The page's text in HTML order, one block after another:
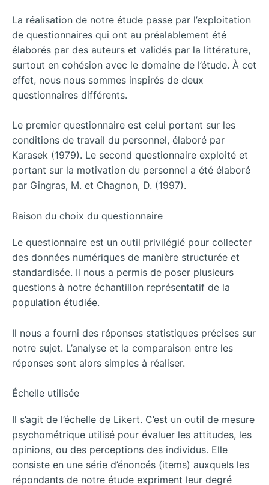
La réalisation de notre étude passe par l’exploitation
de questionnaires qui ont au préalablement été
élaborés par des auteurs et validés par la littérature,
surtout en cohésion avec le domaine de l’étude. À cet
effet, nous nous sommes inspirés de deux
questionnaires différents.
Le premier questionnaire est celui portant sur les
conditions de travail du personnel, élaboré par
Karasek (1979). Le second questionnaire exploité et
portant sur la motivation du personnel a été élaboré
par Gingras, M. et Chagnon, D. (1997).
Raison du choix du questionnaire
Le questionnaire est un outil privilégié pour collecter
des données numériques de manière structurée et
standardisée. Il nous a permis de poser plusieurs
questions à notre échantillon représentatif de la
population étudiée.
Il nous a fourni des réponses statistiques précises sur
notre sujet. L’analyse et la comparaison entre les
réponses sont alors simples à réaliser.
Échelle utilisée
Il s’agit de l’échelle de Likert. C’est un outil de mesure
psychométrique utilisé pour évaluer les attitudes, les
opinions, ou des perceptions des individus. Elle
consiste en une série d’énoncés (items) auxquels les
répondants de notre étude expriment leur degré